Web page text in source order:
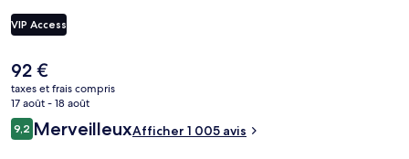
vous accueille pour le petit déjeuner, le déjeuner et le dîner et vous
régale de ses spécialités Cuisine internationale. Au menu des petits
hammam. Sympa non ? Les autres voyageurs ne disent que du bien
en ce qui concerne le personnel attentionné. L'hébergement se
situe à une très courte distance à pied des transports publics :
Station de MRT Queen Sirikit National Convention Centre se trouve
à 6 min et Station de MRT Khlong Toei, à 10 min.
VIP Access
Le
prix
actuel
est
de
92 €
taxes et frais compris
17 août - 18 août
Avis
voyageurs
9,29,2 sur 10
MerveilleuxAfficher 1 005 avis